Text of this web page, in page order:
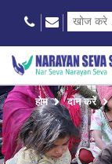
होम दान करें